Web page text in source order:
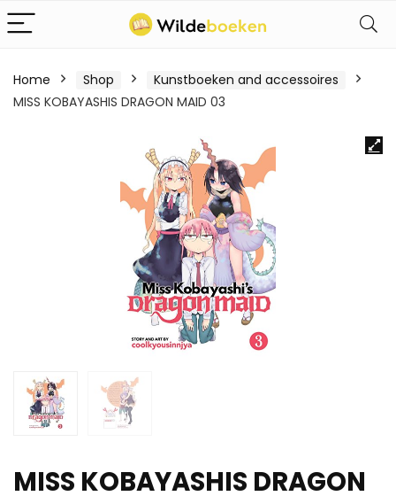
Home Shop
Kunstboeken and accessoires
MISS KOBAYASHIS DRAGON MAID 03
MISS KOBAYASHIS DRAGON